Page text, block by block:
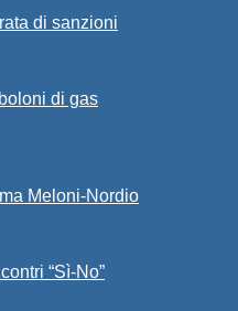
di sanzioni
di gas
Meloni-Nordio
“Sì-No”